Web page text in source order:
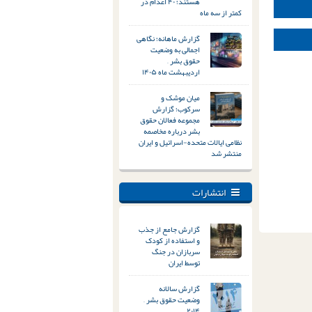
کمتر از سه ماه
گزارش ماهانه؛ نگاهی
اجمالی به وضعیت
حقوق بشر –
اردیبهشت ماه ۱۴۰۵
میان موشک و
سرکوب؛ گزارش
مجموعه فعالان حقوق
بشر درباره مخاصمه
نظامی ایالات متحده-اسرائیل و ایران
منتشر شد
انتشارات
گزارش جامع از جذب
و استفاده از کودک
سربازان در جنگ
توسط ایران
گزارش سالانه
وضعیت حقوق بشر –